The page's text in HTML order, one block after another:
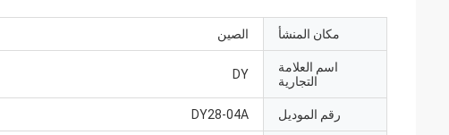
مكان المنشأ الصين
اسم العلامة
التجارية
DY
رقم الموديل DY28-04A